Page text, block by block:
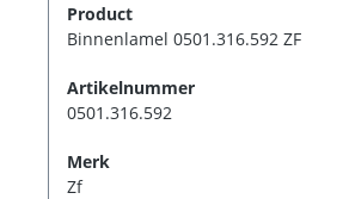
Product
Binnenlamel 0501.316.592 ZF
Artikelnummer
0501.316.592
Merk
Zf